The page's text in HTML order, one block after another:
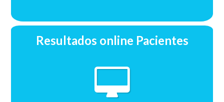
Resultados online Pacientes